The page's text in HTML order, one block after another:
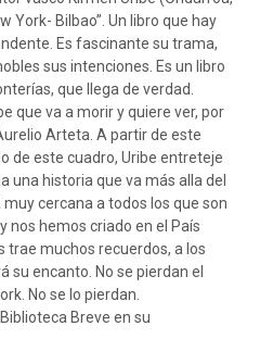
York- Bilbao”. Un libro que hay
Es fascinante su trama,
sus intenciones. Es un libro
que llega de verdad.
que va a morir y quiere ver, por
Arteta. A partir de este
de este cuadro, Uribe entreteje
una historia que va más alla del
muy cercana a todos los que son
nos hemos criado en el País
trae muchos recuerdos, a los
su encanto. No se pierdan el
No se lo pierdan.
Breve en su